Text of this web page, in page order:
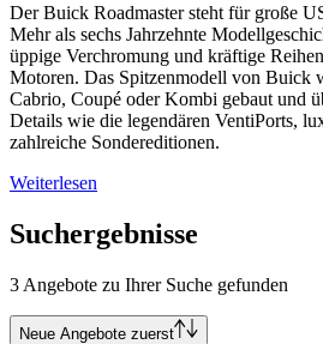
Der Buick Roadmaster steht für große
Mehr als sechs Jahrzehnte
üppige Verchromung und kräftige
Motoren. Das Spitzenmodell von Buick
Cabrio, Coupé oder Kombi gebaut und
Details wie die legendären VentiPorts,
zahlreiche Sondereditionen.
Weiterlesen
Suchergebnisse
3 Angebote zu Ihrer Suche gefunden
Neue Angebote zuerst